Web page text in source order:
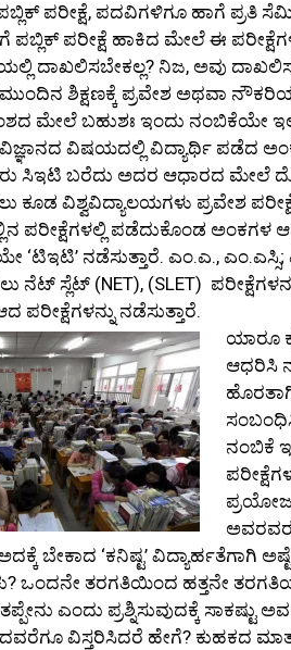
ಪರೀಕ್ಷೆ, ಪದವಿಗಳಿಗೂ ಹಾಗೆ ಪ್ರತಿ
ಪಬ್ಲಿಕ್ ಪರೀಕ್ಷೆ ಹಾಕಿದ ಮೇಲೆ ಈ
ದಾಖಲಿಸಬೇಕಲ್ಲ? ನಿಜ, ಅವು
ಶಿಕ್ಷಣಕ್ಕೆ ಪ್ರವೇಶ ಅಥವಾ
ಮೇಲೆ ಬಹುಶಃ ಇಂದು ನಂಬಿಕೆಯೇ
ವಿಷಯದಲ್ಲಿ ವಿದ್ಯಾರ್ಥಿ ಪಡೆದ
ಸಿಇಟಿ ಬರೆದು ಅದರ ಆಧಾರದ ಮೇಲೆ
ಕೂಡ ವಿಶ್ವವಿದ್ಯಾಲಯಗಳು ಪ್ರವೇಶ
ಪರೀಕ್ಷೆಗಳಲ್ಲಿ ಪಡೆದುಕೊಂಡ ಅಂಕಗಳ
‘ಟಿಇಟಿ’ ನಡೆಸುತ್ತಾರೆ. ಎಂ.ಎ., ಎಂ.ಎಸ್ಸಿ;
ನೆಟ್ ಸ್ಲೆಟ್ (NET), (SLET)
ಪರೀಕ್ಷೆಗಳನ್ನು ನಡೆಸುತ್ತಾರೆ.
ಯಾರೂ
ಆಧರಿಸಿ
ನಂಬಿಕೆ
ಅದಕ್ಕೆ ಬೇಕಾದ ‘ಕನಿಷ್ಟ’ ವಿದ್ಯಾರ್ಹತೆಗಾಗಿ
ಒಂದನೇ ತರಗತಿಯಿಂದ ಹತ್ತನೇ
ಎಂದು ಪ್ರಶ್ನಿಸುವುದಕ್ಕೆ ಸಾಕಷ್ಟು
ವಿಸ್ತರಿಸಿದರೆ ಹೇಗೆ? ಕುಹಕದ